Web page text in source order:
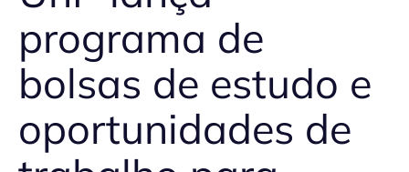
programa de
bolsas de estudo e
oportunidades de